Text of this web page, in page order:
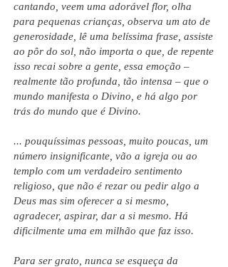
cantando, veem uma adorável flor, olha
para pequenas crianças, observa um ato de
generosidade, lê uma belíssima frase, assiste
ao pôr do sol, não importa o que, de repente
isso recai sobre a gente, essa emoção –
realmente tão profunda, tão intensa – que o
mundo manifesta o Divino, e há algo por
trás do mundo que é Divino.
... pouquíssimas pessoas, muito poucas, um
número insignificante, vão a igreja ou ao
templo com um verdadeiro sentimento
religioso, que não é rezar ou pedir algo a
Deus mas sim oferecer a si mesmo,
agradecer, aspirar, dar a si mesmo. Há
dificilmente uma em milhão que faz isso.
Para ser grato, nunca se esqueça da